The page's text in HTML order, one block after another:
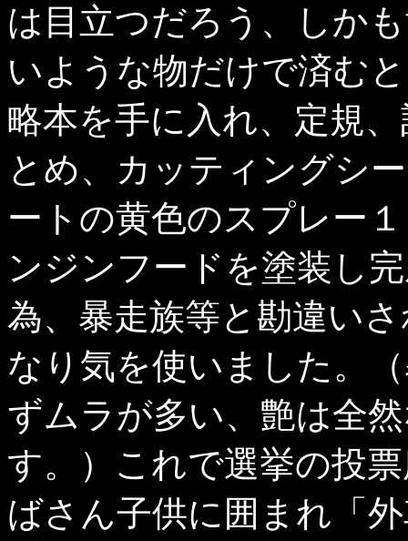
は目立つだろう、しか
いような物だけで済む
略本を手に入れ、定規
とめ、カッティングシ
ートの黄色のスプレー
ンジンフードを塗装し
為、暴走族等と勘違い
なり気を使いました。
ずムラが多い、艶は全
す。）これで選挙の投
ばさん子供に囲まれ「